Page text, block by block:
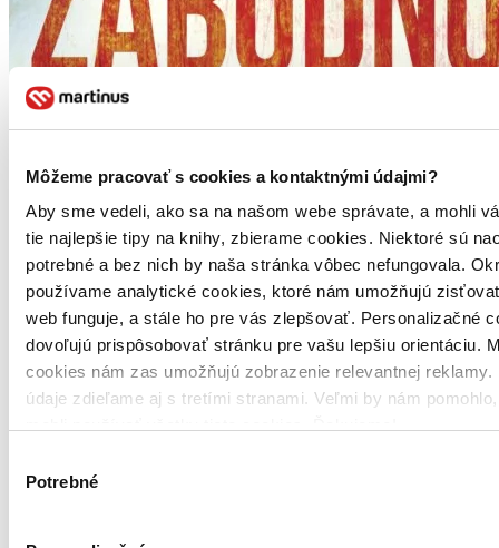
Môžeme pracovať s cookies a kontaktnými údajmi?
Aby sme vedeli, ako sa na našom webe správate, a mohli
tie najlepšie tipy na knihy, zbierame cookies. Niektoré sú
potrebné a bez nich by naša stránka vôbec nefungovala.
používame analytické cookies, ktoré nám umožňujú
web funguje, a stále ho pre vás zlepšovať. Personalizačné
dovoľujú prispôsobovať stránku pre vašu lepšiu orientáciu.
cookies nám zas umožňujú zobrazenie relevantnej reklamy.
údaje zdieľame aj s tretími stranami. Veľmi by nám
súhlasu
Potrebné